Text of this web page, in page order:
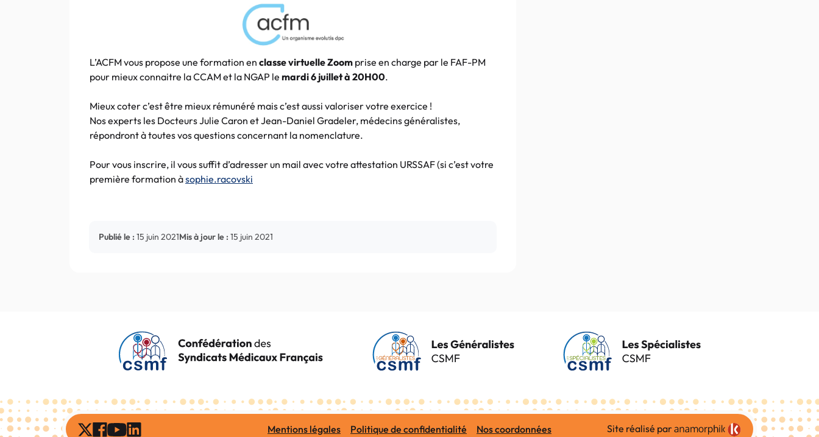
L’ACFM vous propose une formation en classe virtuelle Zoom prise en charge par le FAF-PM
pour mieux connaitre la CCAM et la NGAP le mardi 6 juillet à 20H00.
Mieux coter c’est être mieux rémunéré mais c’est aussi valoriser votre exercice !
Nos experts les Docteurs Julie Caron et Jean-Daniel Gradeler, médecins généralistes,
répondront à toutes vos questions concernant la nomenclature.
Pour vous inscrire, il vous suffit d’adresser un mail avec votre attestation URSSAF (si c’est votre
première formation àsophie.racovski
Publié le : 15 juin 2021Mis à jour le : 15 juin 2021
Mentions légales Politique de confidentialité Nos coordonnées Site réalisé par